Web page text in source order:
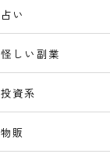
占い
怪しい副業
投資系
物販